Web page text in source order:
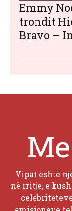
Emmy
trondit
Bravo –
Vipat është
në rritje, e